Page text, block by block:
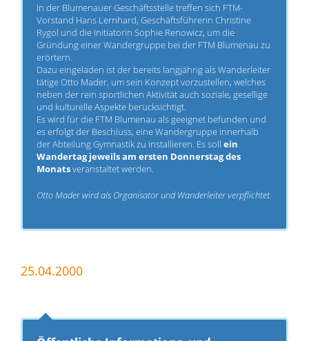
In der Blumenauer Geschäftsstelle treffen sich FTM-
Vorstand Hans Lernhard, Geschäftsführerin Christine
Rygol und die Initiatorin Sophie Renowicz, um die
Gründung einer Wandergruppe bei der FTM Blumenau zu
erörtern.
Dazu eingeladen ist der bereits langjährig als Wanderleiter
tätige Otto Mader, um sein Konzept vorzustellen, welches
neben der rein sportlichen Aktivität auch soziale, gesellige
und kulturelle Aspekte berücksichtigt.
Es wird für die FTM Blumenau als geeignet befunden und
es erfolgt der Beschluss, eine Wandergruppe innerhalb
der Abteilung Gymnastik zu installieren. Es soll ein
Wandertag jeweils am ersten Donnerstag des
Monatsveranstaltet werden.
Otto Mader wird als Organisator und Wanderleiter verpflichtet.
25.04.2000